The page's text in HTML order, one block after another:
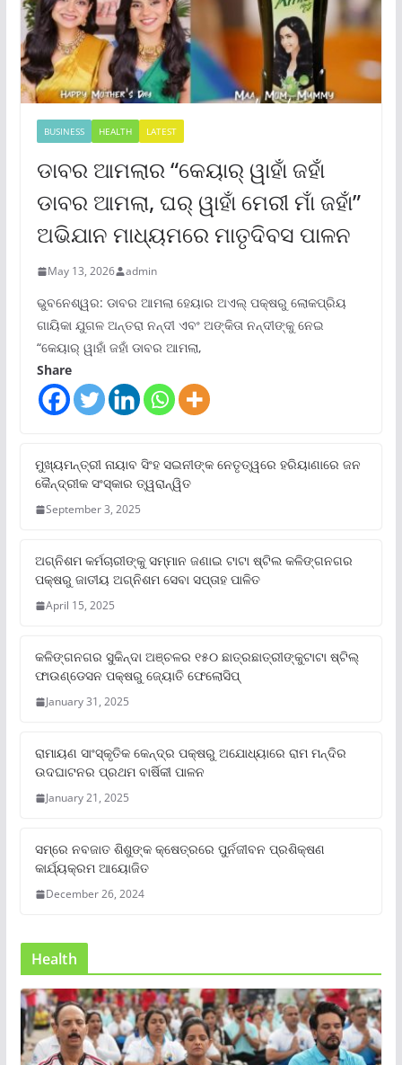
BUSINESS HEALTH LATEST
ଡାବର ଆମଲାର “କେୟାର୍ ୱାହାଁ ଜହାଁ
ଡାବର ଆମଲା, ଘର୍ ୱାହାଁ ମେରୀ ମାଁ ଜହାଁ”
ଅଭିଯାନ ମାଧ୍ୟମରେ ମାତୃଦିବସ ପାଳନ
May 13, 2026 admin
ଭୁବନେଶ୍ୱର: ଡାବର ଆମଲା ହେୟାର ଅଏଲ୍ ପକ୍ଷରୁ ଲୋକପ୍ରିୟ
ଗାୟିକା ଯୁଗଳ ଅନ୍ତରା ନନ୍ଦୀ ଏବଂ ଅଙ୍କିତା ନନ୍ଦୀଙ୍କୁ ନେଇ
“କେୟାର୍ ୱାହାଁ ଜହାଁ ଡାବର ଆମଲା,
Share
ମୁଖ୍ୟମନ୍ତ୍ରୀ ନାୟାବ ସିଂହ ସଇନୀଙ୍କ ନେତୃତ୍ୱରେ ହରିୟାଣାରେ ଜନ
କୈନ୍ଦ୍ରୀକ ସଂସ୍କାର ତ୍ୱରାନ୍ୱିତ
September 3, 2025
ଅଗ୍ନିଶମ କର୍ମଚାରୀଙ୍କୁ ସମ୍ମାନ ଜଣାଇ ଟାଟା ଷ୍ଟିଲ କଳିଙ୍ଗନଗର
ପକ୍ଷରୁ ଜାତୀୟ ଅଗ୍ନିଶମ ସେବା ସପ୍ତାହ ପାଳିତ
April 15, 2025
କଳିଙ୍ଗନଗର ସୁକିନ୍ଦା ଅଞ୍ଚଳର ୧୫୦ ଛାତ୍ରଛାତ୍ରୀଙ୍କୁଟାଟା ଷ୍ଟିଲ୍
ଫାଉଣ୍ଡେସନ ପକ୍ଷରୁ ଜ୍ୟୋତି ଫେଲୋସିପ୍‌
January 31, 2025
ରାମାୟଣ ସାଂସ୍କୃତିକ କେନ୍ଦ୍ର ପକ୍ଷରୁ ଅଯୋଧ୍ୟାରେ ରାମ ମନ୍ଦିର
ଉଦଘାଟନର ପ୍ରଥମ ବାର୍ଷିକୀ ପାଳନ
January 21, 2025
ସମ୍‌ରେ ନବଜାତ ଶିଶୁଙ୍କ କ୍ଷେତ୍ରରେ ପୁର୍ନଜୀବନ ପ୍ରଶିକ୍ଷଣ
କାର୍ଯ୍ୟକ୍ରମ ଆୟୋଜିତ
December 26, 2024
Health